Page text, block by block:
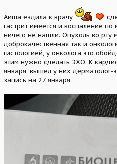
Аиша ездила к врачу
гастрит имеется и воспаление по
ничего не нашли. Опухоль во рту
доброкачественная так и
гистологией, у онколога это
этим нужно сделать ЭХО. К
января, вышел у них
запись на 27 января.